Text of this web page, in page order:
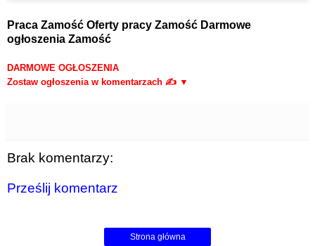
Praca Zamość Oferty pracy Zamość Darmowe
ogłoszenia Zamość
DARMOWE OGŁOSZENIA
Zostaw ogłoszenia w komentarzach ✍ ▼
Brak komentarzy:
Prześlij komentarz
Strona główna